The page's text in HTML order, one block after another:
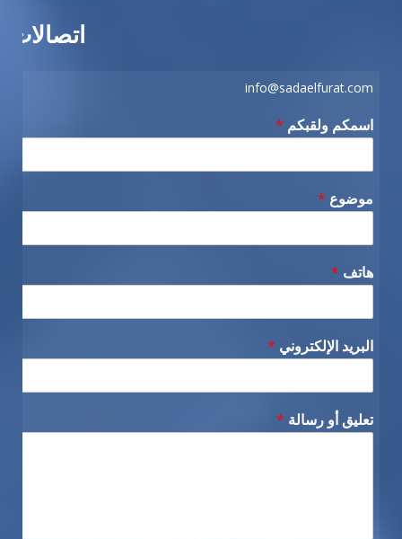
اتصالات
info@sadaelfurat.com
اسمكم ولقبكم *
موضوع *
هاتف *
البريد الإلكتروني *
تعليق أو رسالة *